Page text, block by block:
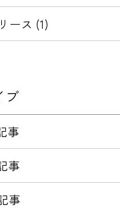
ース (1)
ブ
事
事
事